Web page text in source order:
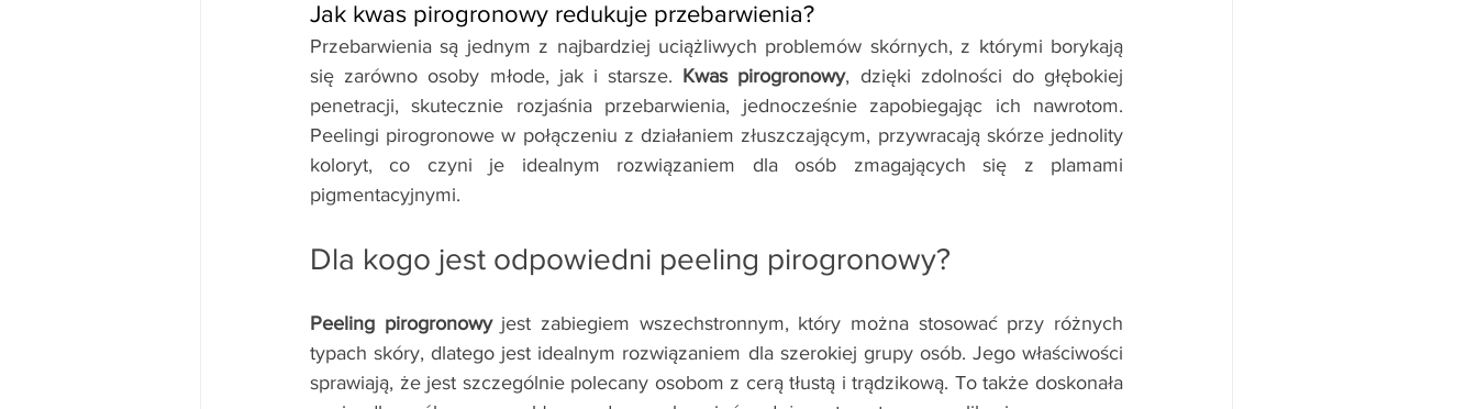
Jak kwas pirogronowy redukuje przebarwienia?
Przebarwienia są jednym z najbardziej uciążliwych problemów skórnych, z którymi borykają
się zarówno osoby młode, jak i starsze. Kwas pirogronowy, dzięki zdolności do głębokiej
penetracji, skutecznie rozjaśnia przebarwienia, jednocześnie zapobiegając ich nawrotom.
Peelingi pirogronowe w połączeniu z działaniem złuszczającym, przywracają skórze jednolity
koloryt, co czyni je idealnym rozwiązaniem dla osób zmagających się z plamami
pigmentacyjnymi.
Dla kogo jest odpowiedni peeling pirogronowy?
Peeling pirogronowy jest zabiegiem wszechstronnym, który można stosować przy różnych
typach skóry, dlatego jest idealnym rozwiązaniem dla szerokiej grupy osób. Jego właściwości
sprawiają, że jest szczególnie polecany osobom z cerą tłustą i trądzikową. To także doskonała